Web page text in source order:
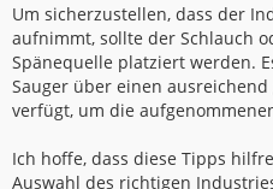
Um sicherzustellen, dass der
aufnimmt, sollte der Schlauch
Spänequelle platziert werden.
Sauger über einen
verfügt, um die
Ich hoffe, dass diese Tipps
Auswahl des richtigen